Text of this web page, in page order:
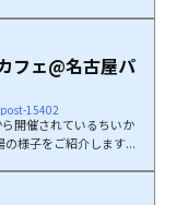
フェ@名古屋パ
15402
開催されているちいか
様子をご紹介します...